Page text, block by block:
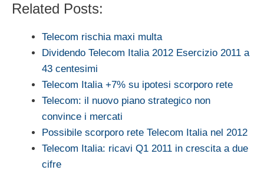
Related Posts:
Telecom rischia maxi multa
Dividendo Telecom Italia 2012 Esercizio 2011 a
43 centesimi
Telecom Italia +7% su ipotesi scorporo rete
Telecom: il nuovo piano strategico non
convince i mercati
Possibile scorporo rete Telecom Italia nel 2012
Telecom Italia: ricavi Q1 2011 in crescita a due
cifre